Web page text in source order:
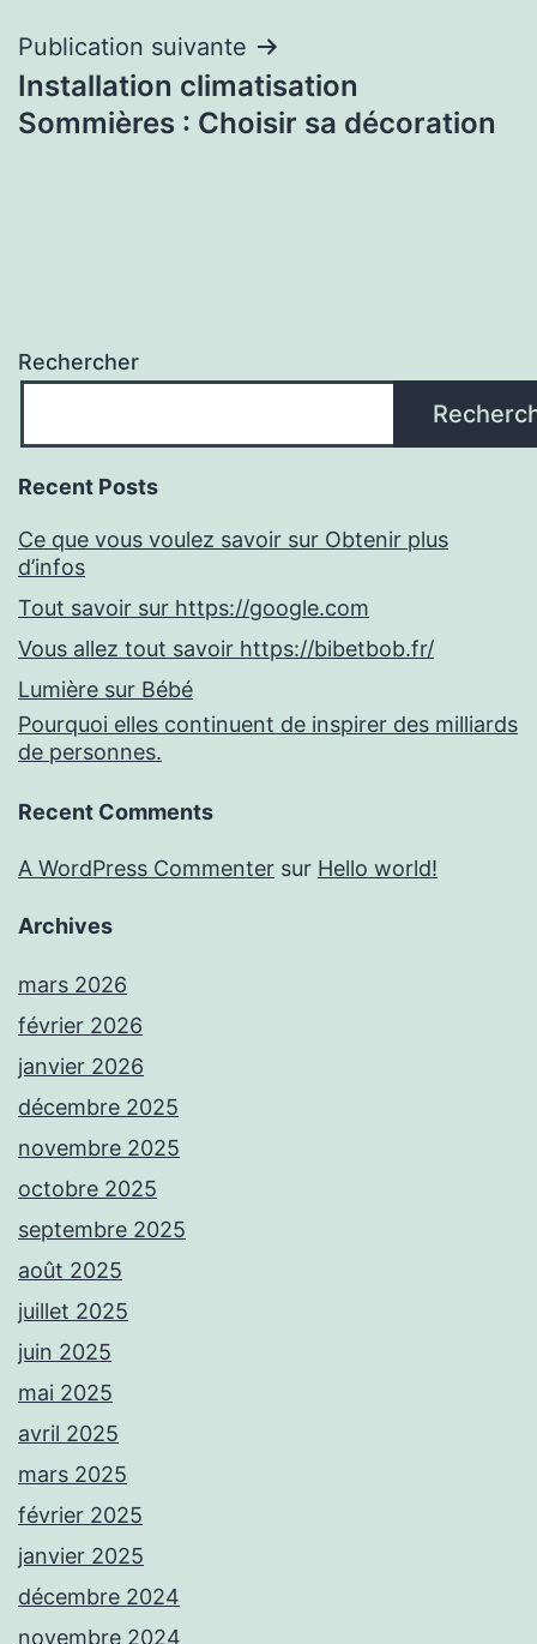
Publication suivante
Installation climatisation
Sommières : Choisir sa décoration
Rechercher
Recent Posts
Ce que vous voulez savoir sur Obtenir plus
d’infos
Tout savoir sur https://google.com
Vous allez tout savoir https://bibetbob.fr/
Lumière sur Bébé
Pourquoi elles continuent de inspirer des milliards
de personnes.
Recent Comments
A WordPress Commenter sur Hello world!
Archives
mars 2026
février 2026
janvier 2026
décembre 2025
novembre 2025
octobre 2025
septembre 2025
août 2025
juillet 2025
juin 2025
mai 2025
avril 2025
mars 2025
février 2025
janvier 2025
décembre 2024
novembre 2024